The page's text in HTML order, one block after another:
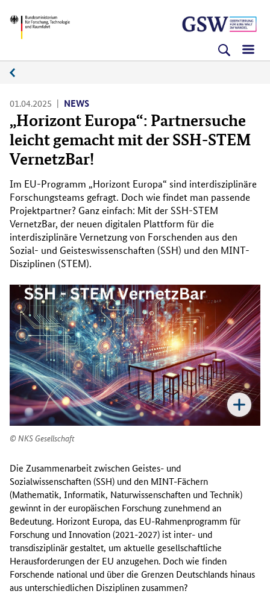
zum
(Eingabetaste)
zum
(Eingabetaste)
zur
(Eingabetaste)
BMFTR
01.04.2025 NEWS
„Horizont Europa“: Partnersuche
leicht gemacht mit der SSH-STEM
VernetzBar!
Im EU-Programm „Horizont Europa“ sind interdisziplinäre
Forschungsteams gefragt. Doch wie findet man passende
Projektpartner? Ganz einfach: Mit der SSH-STEM
VernetzBar, der neuen digitalen Plattform für die
interdisziplinäre Vernetzung von Forschenden aus den
Sozial- und Geisteswissenschaften (SSH) und den MINT-
Disziplinen (STEM).
NKS Gesellschaft
Die Zusammenarbeit zwischen Geistes- und
Sozialwissenschaften (SSH) und den MINT-Fächern
(Mathematik, Informatik, Naturwissenschaften und Technik)
gewinnt in der europäischen Forschung zunehmend an
Bedeutung. Horizont Europa, das EU-Rahmenprogramm für
Forschung und Innovation (2021-2027) ist inter- und
transdisziplinär gestaltet, um aktuelle gesellschaftliche
Herausforderungen der EU anzugehen. Doch wie finden
Forschende national und über die Grenzen Deutschlands hinaus
aus unterschiedlichen Disziplinen zusammen?